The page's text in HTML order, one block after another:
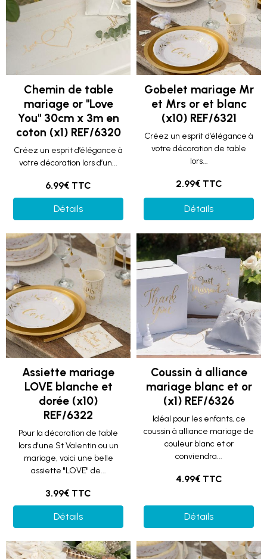
Chemin de table
mariage or "Love
You" 30cm x 3m en
coton (x1) REF/6320
Créez un esprit d’élégance à
votre décoration lors d’un...
6.99€ TTC
Détails
Gobelet mariage Mr
et Mrs or et blanc
(x10) REF/6321
Créez un esprit d’élégance à
votre décoration de table
lors...
2.99€ TTC
Détails
Assiette mariage
LOVE blanche et
dorée (x10)
REF/6322
Pour la décoration de table
lors d'une St Valentin ou un
mariage, voici une belle
assiette "LOVE" de...
3.99€ TTC
Détails
Coussin à alliance
mariage blanc et or
(x1) REF/6326
Idéal pour les enfants, ce
coussin à alliance mariage de
couleur blanc et or
conviendra...
4.99€ TTC
Détails